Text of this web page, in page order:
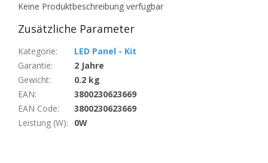
Keine Produktbeschreibung verfügbar
Zusätzliche Parameter
Kategorie:
LED Panel - Kit
Garantie:
2 Jahre
Gewicht:
0.2 kg
EAN:
3800230623669
EAN Code:
3800230623669
Leistung (W): 0W